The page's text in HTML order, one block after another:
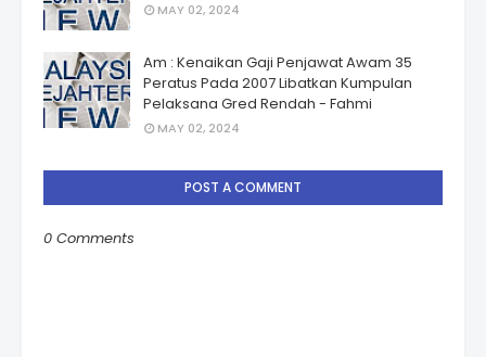
MAY 02, 2024
Am : Kenaikan Gaji Penjawat Awam 35
Peratus Pada 2007 Libatkan Kumpulan
Pelaksana Gred Rendah - Fahmi
MAY 02, 2024
POST A COMMENT
0 Comments